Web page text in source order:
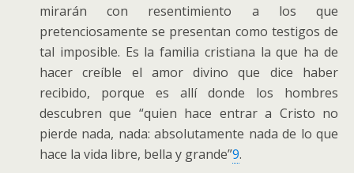
mirarán con resentimiento a los que
pretenciosamente se presentan como testigos de
tal imposible. Es la familia cristiana la que ha de
hacer creíble el amor divino que dice haber
recibido, porque es allí donde los hombres
descubren que “quien hace entrar a Cristo no
pierde nada, nada: absolutamente nada de lo que
hace la vida libre, bella y grande”9.